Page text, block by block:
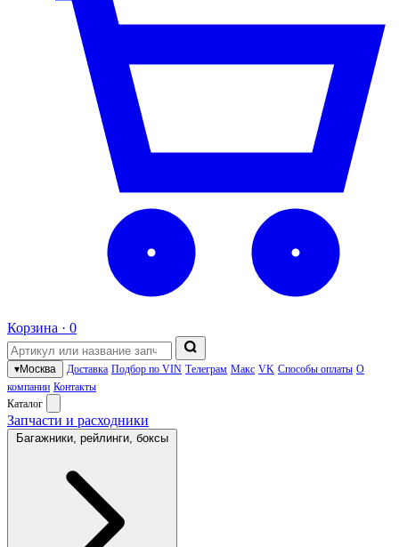
Корзина · 0
▾Москва Доставка Подбор по VIN Телеграм Макс VK Способы оплаты О
компании Контакты
Каталог
Запчасти и расходники
Багажники, рейлинги, боксы